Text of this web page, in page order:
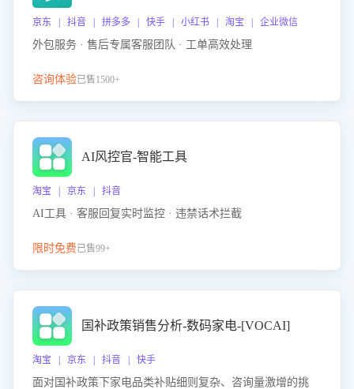
京东 | 抖音 | 拼多多 | 快手 | 小红书 | 淘宝 | 企业微信
外包服务 · 售后专属客服团队 · 工单高效处理
咨询体验已售1500+
AI风控官-智能工具
淘宝 | 京东 | 抖音
AI工具 · 客服回复实时监控 · 违禁话术拦截
限时免费已售99+
国补政策销售分析-数码家电-[VOCAI]
淘宝 | 京东 | 抖音 | 快手
面对国补政策下家电品类补贴细则复杂、咨询量激增的挑